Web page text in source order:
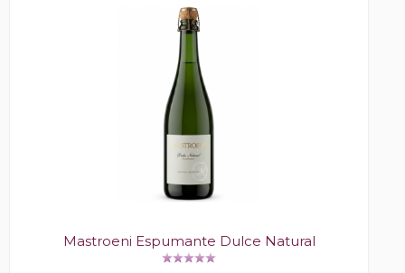
Mastroeni Espumante Dulce Natural